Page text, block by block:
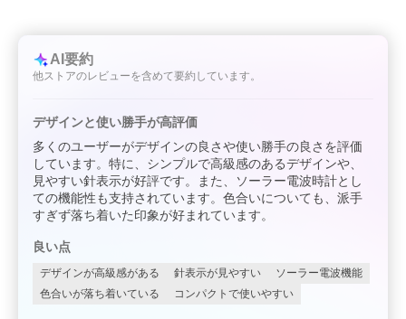
AI要約
他ストアのレビューを含めて要約しています。
デザインと使い勝手が高評価
多くのユーザーがデザインの良さや使い勝手の良さを評価
しています。特に、シンプルで高級感のあるデザインや、
見やすい針表示が好評です。また、ソーラー電波時計とし
ての機能性も支持されています。色合いについても、派手
すぎず落ち着いた印象が好まれています。
良い点
デザインが高級感がある 針表示が見やすい
ソーラー電波機能
色合いが落ち着いている
コンパクトで使いやすい